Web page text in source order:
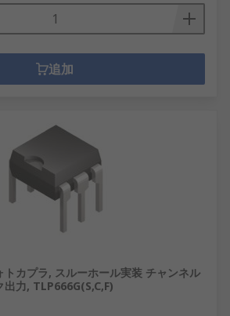
追加
カプラ, スルーホール実装 チャンネル
力, TLP666G(S,C,F)